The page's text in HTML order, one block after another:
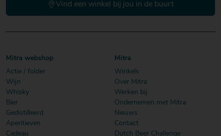
Vind een winkel bij jou in de buurt
Mitra webshop
Actie / folder
Wijn
Whisky
Bier
Gedistilleerd
Aperitieven
Cadeau
Mitra
Winkels
Over Mitra
Werken bij
Ondernemen met Mitra
Nieuws
Contact
Dutch Beer Challenge